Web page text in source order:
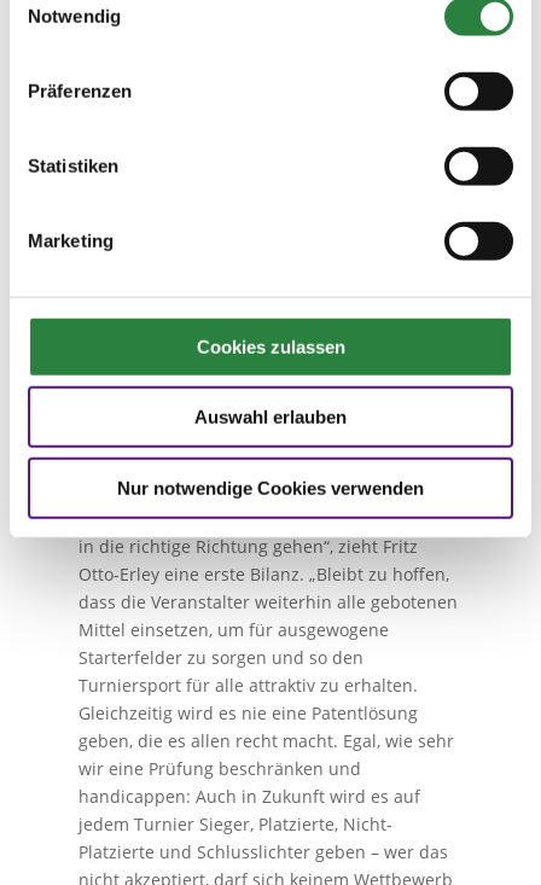
Notwendig
Präferenzen
Statistiken
Marketing
Cookies zulassen
Auswahl erlauben
Nur notwendige Cookies verwenden
Verbesserung: „Die beste Veränderung, die
Teilnehmer. Neben der detaillierteren
kürzere Zeitabstände zwischen Nennung und
besser an die Bedürfnisse berufstätiger
Informationsfluss zwischen Teilnehmer und
„Die Resonanz auf unsere erneute Umfrage
gilt allen, die daran teilgenommen haben. Der
erste Eindruck ist, dass die Änderungen, die
wir 2013 im Regelwerk vorgenommen haben,
in die richtige Richtung gehen“, zieht Fritz
Otto-Erley eine erste Bilanz. „Bleibt zu hoffen,
dass die Veranstalter weiterhin alle gebotenen
Mittel einsetzen, um für ausgewogene
Starterfelder zu sorgen und so den
Turniersport für alle attraktiv zu erhalten.
Gleichzeitig wird es nie eine Patentlösung
geben, die es allen recht macht. Egal, wie sehr
wir eine Prüfung beschränken und
handicappen: Auch in Zukunft wird es auf
jedem Turnier Sieger, Platzierte, Nicht-
Platzierte und Schlusslichter geben – wer das
nicht akzeptiert, darf sich keinem Wettbewerb